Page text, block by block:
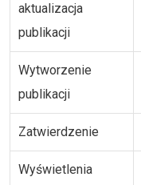
aktualizacja
publikacji
Wytworzenie
publikacji
Zatwierdzenie
Wyświetlenia